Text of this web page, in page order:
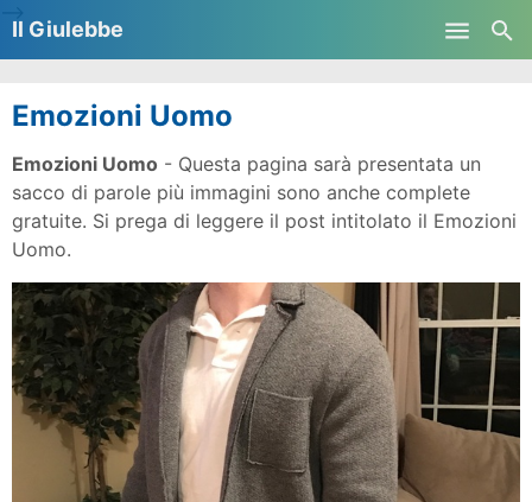
Il Giulebbe
Emozioni Uomo
Emozioni Uomo - Questa pagina sarà presentata un
sacco di parole più immagini sono anche complete
gratuite. Si prega di leggere il post intitolato il Emozioni
Uomo.